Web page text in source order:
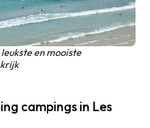
leukste en mooiste
campings in Les